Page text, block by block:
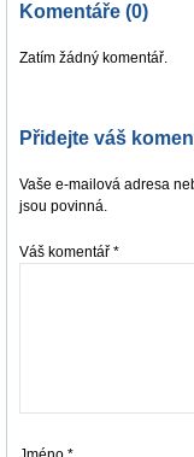
Komentáře (0)
Zatím žádný komentář.
Přidejte váš
Vaše e-mailová adresa
jsou povinná.
Váš komentář *